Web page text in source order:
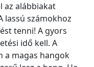
az alábbiakat
lassú számokhoz
tenni! A gyors
idő kell. A
a magas hangok